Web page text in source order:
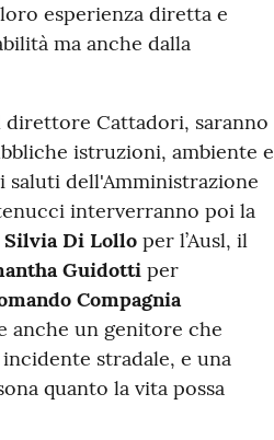
esperienza diretta e
ma anche dalla
Cattadori, saranno
istruzioni, ambiente e
saluti dell'Amministrazione
interverranno poi la
Silvia Di Lollo per l’Ausl, il
Guidottiper
Compagnia
anche un genitore che
stradale, e una
quanto la vita possa